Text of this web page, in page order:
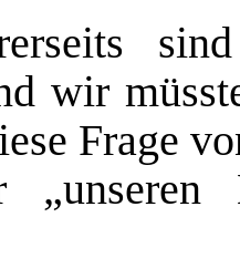
wir
Frage